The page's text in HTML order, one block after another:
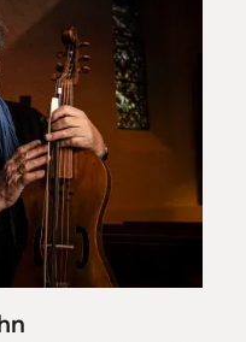
das Tschaikowsky-
verschiedenen
Dirigenten.
dreimal Brahms mit
und drei
können Sie sich da
bewahren?
jedes Mal
erst mal kennen.
Stück zu spielen,
anders. Bei